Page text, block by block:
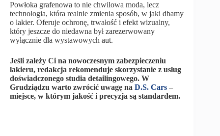
Powłoka grafenowa to nie chwilowa moda, lecz
technologia, która realnie zmienia sposób, w jaki dbamy
o lakier. Oferuje ochronę, trwałość i efekt wizualny,
który jeszcze do niedawna był zarezerwowany
wyłącznie dla wystawowych aut.
Jeśli zależy Ci na nowoczesnym zabezpieczeniu
lakieru, redakcja rekomenduje skorzystanie z usług
doświadczonego studia detailingowego. W
Grudziądzu warto zwrócić uwagę na D.S. Cars –
miejsce, w którym jakość i precyzja są standardem.